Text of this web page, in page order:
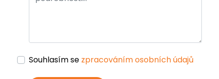
Souhlasím se zpracováním osobních údajů